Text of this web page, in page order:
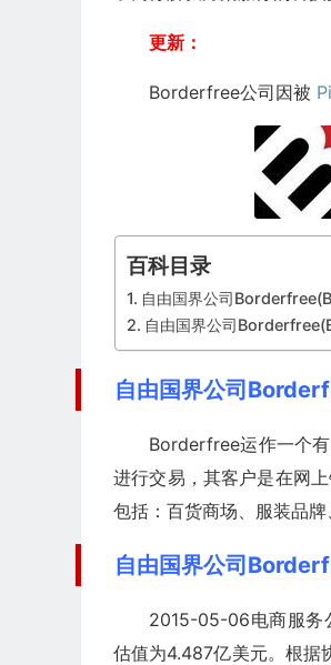
更新：
Borderfree公司因被
百科目录
自由国界公司
自由国界公司
自由国界公司
Borderfree运作一个
进行交易，其客户是在网
包括：百货商场、服装品牌
自由国界公司
2015-05-06电商服务
估值为4.487亿美元。根